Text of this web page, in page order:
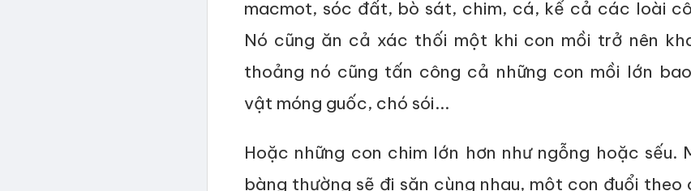
macmot, sóc đất, bò sát, chim, cá, kể cả các loài
Nó cũng ăn cả xác thối một khi con mồi trở nên
thoảng nó cũng tấn công cả những con mồi lớn
vật móng guốc, chó sói...
Hoặc những con chim lớn hơn như ngỗng hoặc sếu.
bàng thường sẽ đi săn cùng nhau, một con đuổi theo